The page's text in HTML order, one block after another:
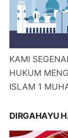
KAMI
HUKUM
ISLAM 1
DIRGAHAYU